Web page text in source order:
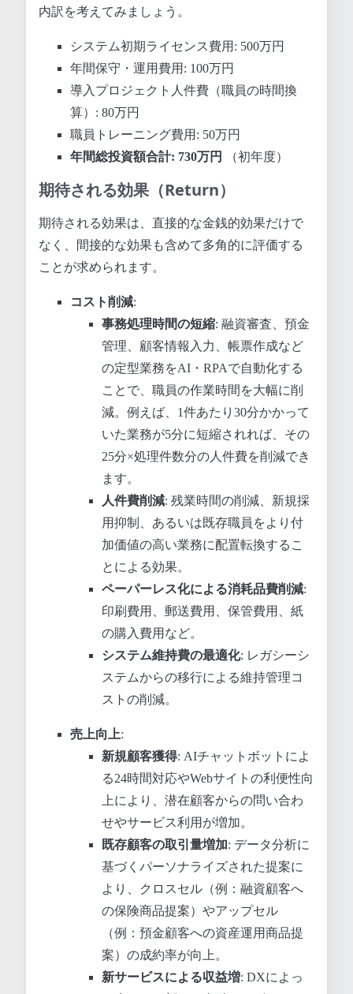
内訳を考えてみましょう。
システム初期ライセンス費用: 500万円
年間保守・運用費用: 100万円
導入プロジェクト人件費（職員の時間換
算）: 80万円
職員トレーニング費用: 50万円
年間総投資額合計: 730万円
（初年度）
期待される効果（Return）
期待される効果は、直接的な金銭的効果だけで
なく、間接的な効果も含めて多角的に評価する
ことが求められます。
コスト削減:
事務処理時間の短縮: 融資審査、預金
管理、顧客情報入力、帳票作成など
の定型業務をAI・RPAで自動化する
ことで、職員の作業時間を大幅に削
減。例えば、1件あたり30分かかって
いた業務が5分に短縮されれば、その
25分×処理件数分の人件費を削減でき
ます。
人件費削減: 残業時間の削減、新規採
用抑制、あるいは既存職員をより付
加価値の高い業務に配置転換するこ
とによる効果。
ペーパーレス化による消耗品費削減:
印刷費用、郵送費用、保管費用、紙
の購入費用など。
システム維持費の最適化: レガシーシ
ステムからの移行による維持管理コ
ストの削減。
売上向上:
新規顧客獲得: AIチャットボットによ
る24時間対応やWebサイトの利便性向
上により、潜在顧客からの問い合わ
せやサービス利用が増加。
既存顧客の取引量増加: データ分析に
基づくパーソナライズされた提案に
より、クロスセル（例：融資顧客へ
の保険商品提案）やアップセル
（例：預金顧客への資産運用商品提
案）の成約率が向上。
新サービスによる収益増: DXによっ